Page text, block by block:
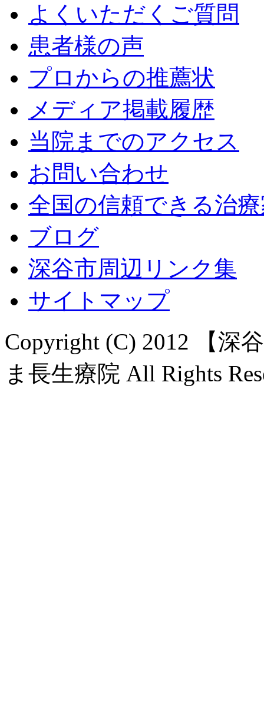
よくいただくご質問
患者様の声
プロからの推薦状
メディア掲載履歴
当院までのアクセス
お問い合わせ
全国の信頼できる治
ブログ
深谷市周辺リンク集
サイトマップ
Copyright (C) 2012 【深
ま長生療院 All Rights